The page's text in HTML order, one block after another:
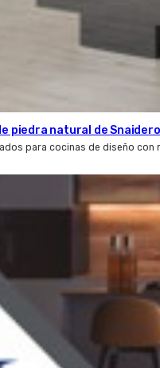
piedra natural de Snaidero
para cocinas de diseño